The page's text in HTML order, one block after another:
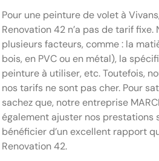
Pour une peinture de volet à
Renovation 42 n’a pas de tarif
plusieurs facteurs, comme : la
bois, en PVC ou en métal), la
peinture à utiliser, etc. Toutefois,
nos tarifs ne sont pas cher. Pour
sachez que, notre entreprise
également ajuster nos prestations
bénéficier d’un excellent rapport
Renovation 42.